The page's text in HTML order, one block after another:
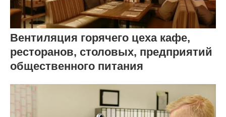
Вентиляция горячего цеха кафе,
ресторанов, столовых, предприятий
общественного питания